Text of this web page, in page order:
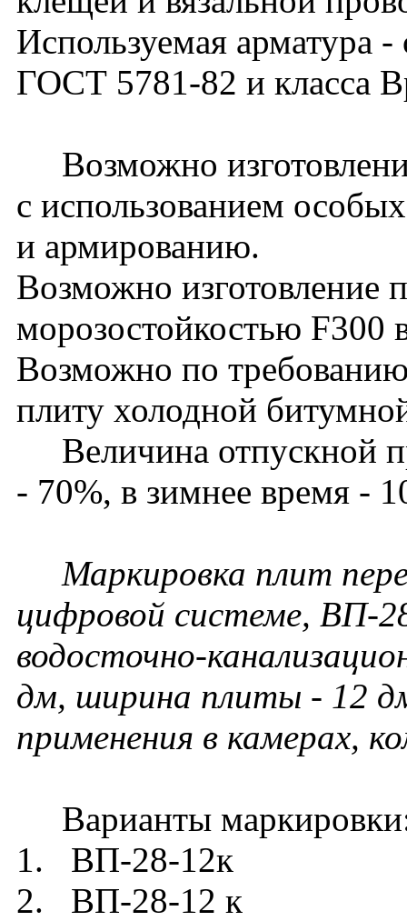
Используемая арматура
ГОСТ 5781-82 и класса
Возможно
с использованием
и армированию.
Возможно изготовление
морозостойкостью F300
Возможно по требованию
плиту холодной
Величина отпускной
- 70%, в зимнее время -
Маркировка плит
цифровой системе, ВП-
водосточно-
дм, ширина плиты - 12
применения в камерах,
Варианты
1. ВП-28-12к
2. ВП-28-12 к